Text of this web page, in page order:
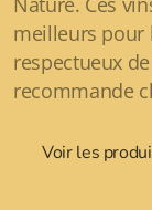
meilleurs pour
respectueux
recommande
Voir les